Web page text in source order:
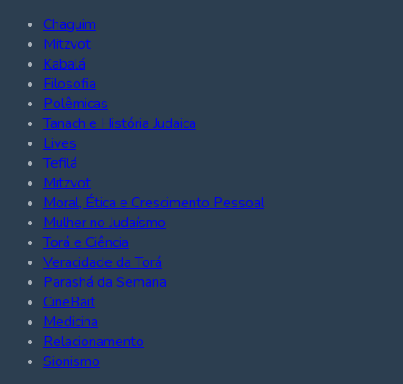
Chaguim
Mitzvot
Kabalá
Filosofia
Polêmicas
Tanach e História Judaica
Lives
Tefilá
Mitzvot
Moral, Ética e Crescimento Pessoal
Mulher no Judaísmo
Torá e Ciência
Veracidade da Torá
Parashá da Semana
CineBait
Medicina
Relacionamento
Sionismo